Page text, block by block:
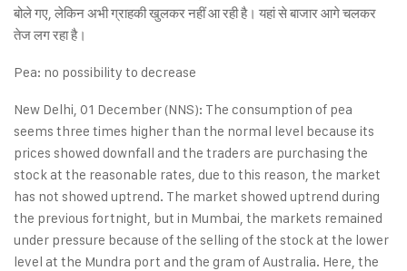
बोले गए, लेकिन अभी ग्राहकी खुलकर नहीं आ रही है। यहां से बाजार आगे चलकर
तेज लग रहा है।
Pea: no possibility to decrease
New Delhi, 01 December (NNS): The consumption of pea
seems three times higher than the normal level because its
prices showed downfall and the traders are purchasing the
stock at the reasonable rates, due to this reason, the market
has not showed uptrend. The market showed uptrend during
the previous fortnight, but in Mumbai, the markets remained
under pressure because of the selling of the stock at the lower
level at the Mundra port and the gram of Australia. Here, the